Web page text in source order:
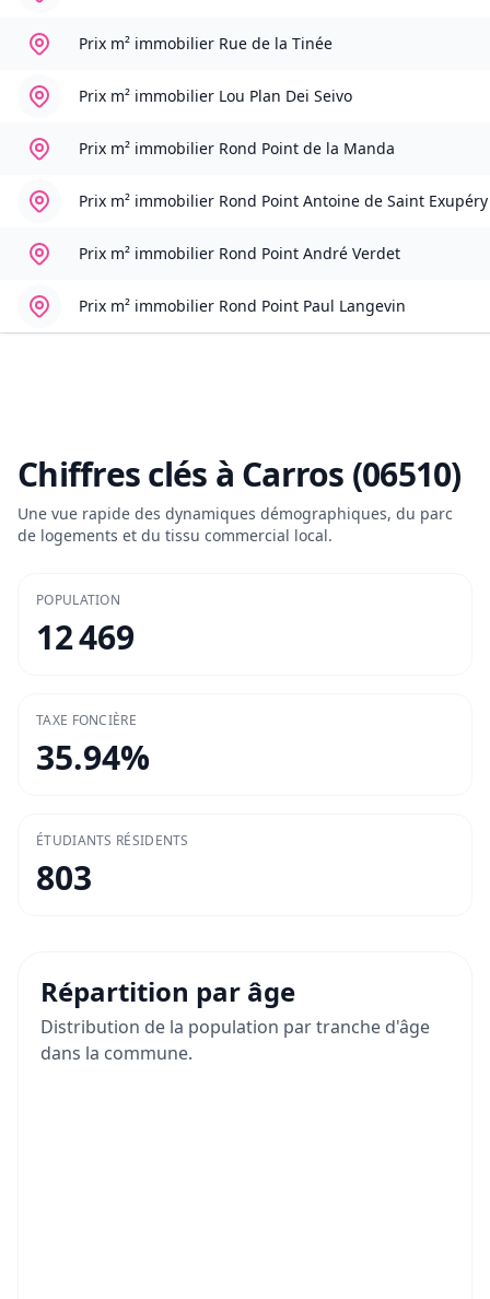
Prix m² immobilier Rue de la Tinée
Prix m² immobilier Lou Plan Dei Seivo
Prix m² immobilier Rond Point de la Manda
Prix m² immobilier Rond Point Antoine de Saint Exupéry
Prix m² immobilier Rond Point André Verdet
Prix m² immobilier Rond Point Paul Langevin
Chiffres clés à Carros (06510)
Une vue rapide des dynamiques démographiques, du parc
de logements et du tissu commercial local.
POPULATION
12 469
TAXE FONCIÈRE
35.94%
ÉTUDIANTS RÉSIDENTS
803
Répartition par âge
Distribution de la population par tranche d'âge
dans la commune.